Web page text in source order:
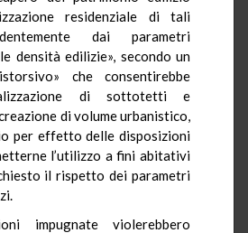
residenziale di tali
dai parametri
densità edilizie», secondo un
che consentirebbe
di sottotetti e
di volume urbanistico,
per effetto delle disposizioni
l’utilizzo a fini abitativi
il rispetto dei parametri
impugnate violerebbero